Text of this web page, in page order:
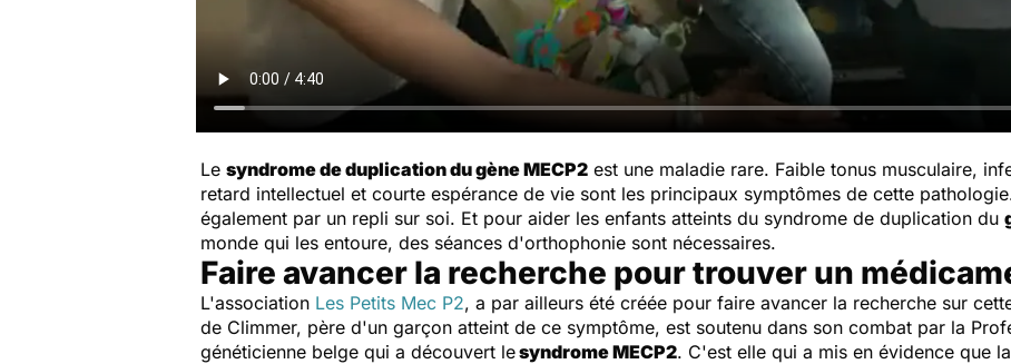
Le syndrome de duplication du gène MECP2 est une maladie rare. Faible tonus musculaire,
retard intellectuel et courte espérance de vie sont les principaux symptômes de cette
également par un repli sur soi. Et pour aider les enfants atteints du syndrome de duplication du
monde qui les entoure, des séances d'orthophonie sont nécessaires.
Faire avancer la recherche pour trouver un
L'association Les Petits Mec P2, a par ailleurs été créée pour faire avancer la recherche sur
de Climmer, père d'un garçon atteint de ce symptôme, est soutenu dans son combat par la
généticienne belge qui a découvert lesyndrome MECP2. C'est elle qui a mis en évidence que